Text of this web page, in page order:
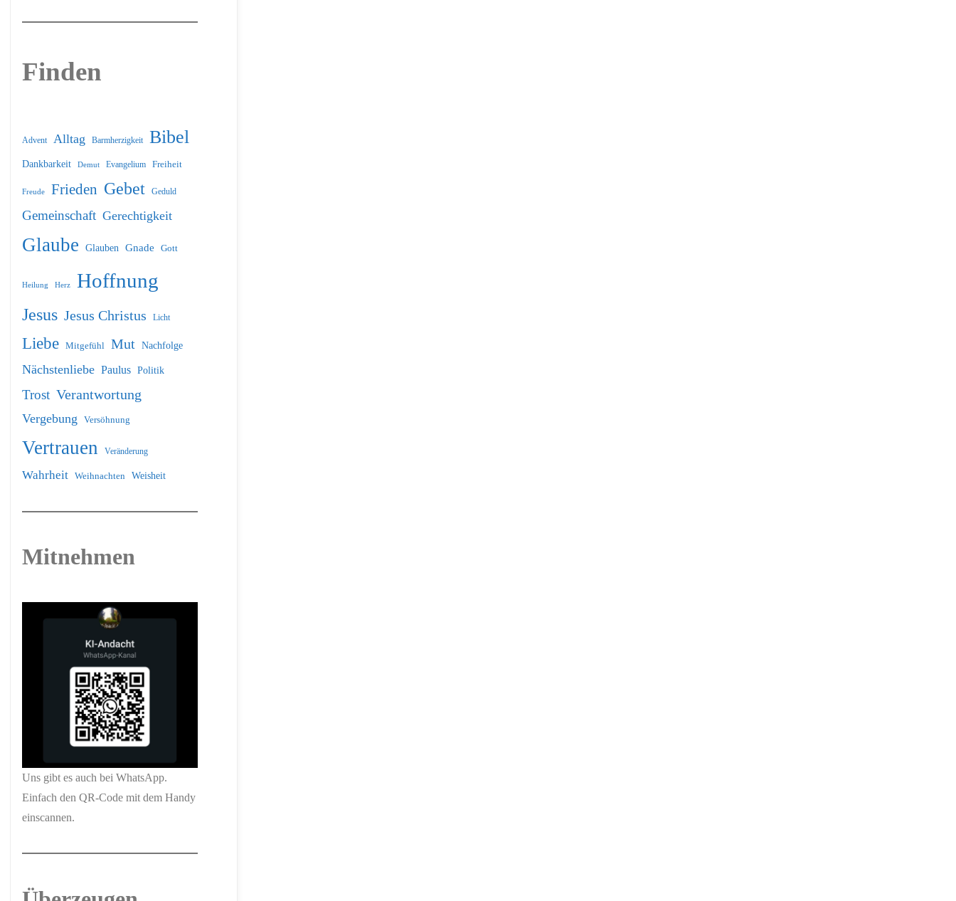
Finden
Advent Alltag Barmherzigkeit Bibel
Dankbarkeit Demut Evangelium Freiheit
Freude Frieden Gebet Geduld
Gemeinschaft Gerechtigkeit
Glaube Glauben Gnade Gott
Heilung Herz Hoffnung
Jesus Jesus Christus Licht
Liebe Mitgefühl Mut Nachfolge
Nächstenliebe Paulus Politik
Trost Verantwortung
Vergebung Versöhnung
Vertrauen Veränderung
Wahrheit Weihnachten Weisheit
Mitnehmen
Uns gibt es auch bei WhatsApp.
Einfach den QR-Code mit dem Handy
einscannen.